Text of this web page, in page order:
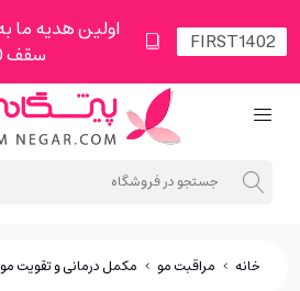
سقف 20 هزار تومان
خانه > مراقبت مو > مکمل درمانی و تقویت مو